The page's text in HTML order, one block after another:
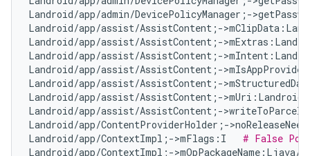
Landroid/app/admin/DevicePolicyManager;-
Landroid/app/assist/AssistContent;-
Landroid/app/assist/AssistContent;-
Landroid/app/assist/AssistContent;-
Landroid/app/assist/AssistContent;-
Landroid/app/assist/AssistContent;-
Landroid/app/assist/AssistContent;-
Landroid/app/assist/AssistContent;-
Landroid/app/ContentProviderHolder;-
Landroid/app/ContextImpl;->mFlags:I # False
Landroid/app/ContextImpl;-